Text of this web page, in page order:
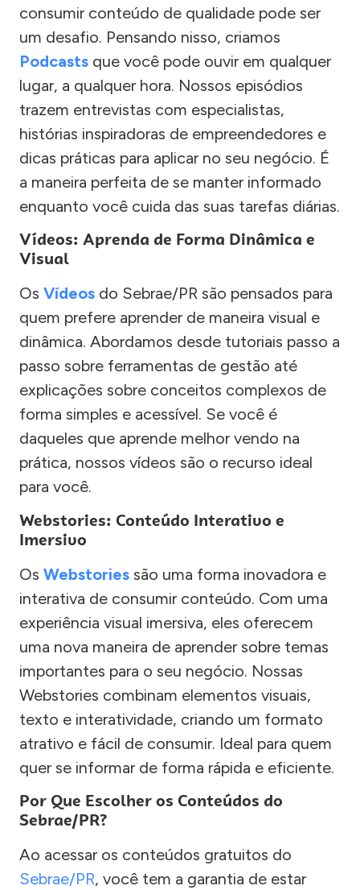
consumir conteúdo de qualidade pode ser
um desafio. Pensando nisso, criamos
Podcasts que você pode ouvir em qualquer
lugar, a qualquer hora. Nossos episódios
trazem entrevistas com especialistas,
histórias inspiradoras de empreendedores e
dicas práticas para aplicar no seu negócio. É
a maneira perfeita de se manter informado
enquanto você cuida das suas tarefas diárias.
Vídeos: Aprenda de Forma Dinâmica e
Visual
Os Vídeos do Sebrae/PR são pensados para
quem prefere aprender de maneira visual e
dinâmica. Abordamos desde tutoriais passo a
passo sobre ferramentas de gestão até
explicações sobre conceitos complexos de
forma simples e acessível. Se você é
daqueles que aprende melhor vendo na
prática, nossos vídeos são o recurso ideal
para você.
Webstories: Conteúdo Interativo e
Imersivo
Os Webstories são uma forma inovadora e
interativa de consumir conteúdo. Com uma
experiência visual imersiva, eles oferecem
uma nova maneira de aprender sobre temas
importantes para o seu negócio. Nossas
Webstories combinam elementos visuais,
texto e interatividade, criando um formato
atrativo e fácil de consumir. Ideal para quem
quer se informar de forma rápida e eficiente.
Por Que Escolher os Conteúdos do
Sebrae/PR?
Ao acessar os conteúdos gratuitos do
Sebrae/PR, você tem a garantia de estar